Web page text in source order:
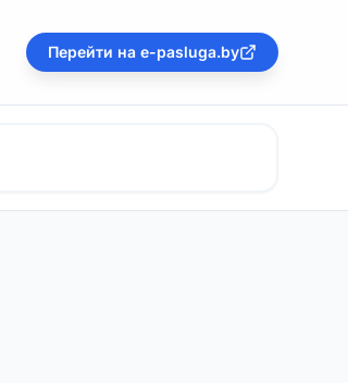
Перейти на e-pasluga.by